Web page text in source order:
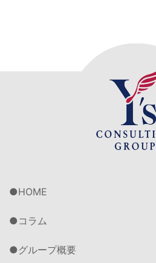
HOME
コラム
グループ概要